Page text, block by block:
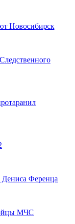
Новосибирск
Дениса Ференца
МЧС